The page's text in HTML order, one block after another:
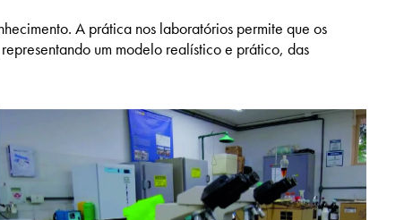
A prática nos laboratórios permite que os
um modelo realístico e prático, das